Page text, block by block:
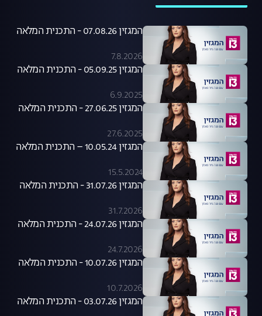
המגזין 07.08.26 - התכנית המלאה
7.8.2026
המגזין 05.09.25 - התכנית המלאה
6.9.2025
המגזין 27.06.25 - התכנית המלאה
27.6.2025
המגזין 10.05.24 – התכנית המלאה
15.5.2024
המגזין 31.07.26 - התכנית המלאה
31.7.2026
המגזין 24.07.26 - התכנית המלאה
24.7.2026
המגזין 10.07.26 - התכנית המלאה
10.7.2026
המגזין 03.07.26 - התכנית המלאה